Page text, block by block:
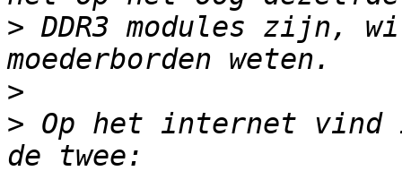
> DDR3 modules zijn,
>
> Op het internet vind